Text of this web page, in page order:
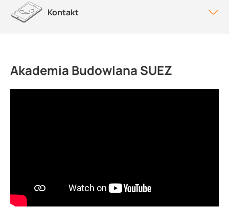
Kontakt
Akademia Budowlana SUEZ